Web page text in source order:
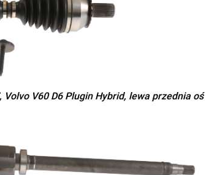
Volvo V60 D6 Plugin Hybrid, lewa przednia oś